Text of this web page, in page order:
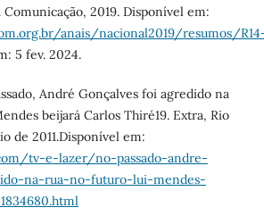
2019. Disponível em:
anais/nacional2019/resumos/
5 fev. 2024.
André Gonçalves foi agredido na
beijará Carlos Thiré19. Extra, Rio
de 2011.Disponível em:
tv-e-lazer/no-passado-andre-
na-rua-no-futuro-lui-mendes-